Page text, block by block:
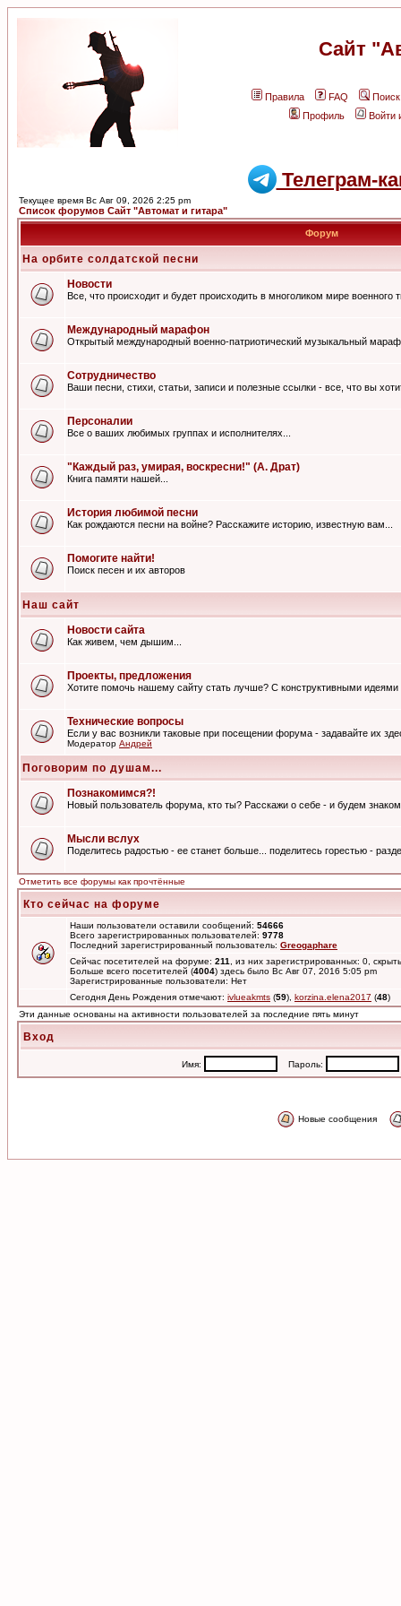
Сайт
Правила FAQ
Поиск
Профиль
Войти
Телеграм-
Текущее время Вс Авг 09, 2026 2:25 pm
Список форумов Сайт "Автомат и гитара"
Форум
На орбите солдатской песни
Новости
Все, что происходит и будет происходить в многоликом мире военного
Международный марафон
Открытый международный военно-патриотический музыкальный
Сотрудничество
Ваши песни, стихи, статьи, записи и полезные ссылки - все, что вы
Персоналии
Все о ваших любимых группах и исполнителях...
"Каждый раз, умирая, воскресни!" (А. Драт)
Книга памяти нашей...
История любимой песни
Как рождаются песни на войне? Расскажите историю, известную вам...
Помогите найти!
Поиск песен и их авторов
Наш сайт
Новости сайта
Как живем, чем дышим...
Проекты, предложения
Хотите помочь нашему сайту стать лучше? С конструктивными
Технические вопросы
Если у вас возникли таковые при посещении форума - задавайте их
Модератор Андрей
Поговорим по душам...
Познакомимся?!
Новый пользователь форума, кто ты? Расскажи о себе - и будем
Мысли вслух
Поделитесь радостью - ее станет больше... поделитесь горестью -
Отметить все форумы как прочтённые
Кто сейчас на форуме
Наши пользователи оставили сообщений: 54666
Всего зарегистрированных пользователей: 9778
Последний зарегистрированный пользователь: Greogaphare
Сейчас посетителей на форуме: 211
, из них зарегистрированных: 0,
Больше всего посетителей (4004) здесь было Вс Авг 07, 2016 5:05 pm
Зарегистрированные пользователи: Нет
Сегодня День Рождения отмечают: ivlueakmts (59), korzina.elena2017 (48)
Эти данные основаны на активности пользователей за последние пять минут
Вход
Имя: Пароль:
Новые сообщения